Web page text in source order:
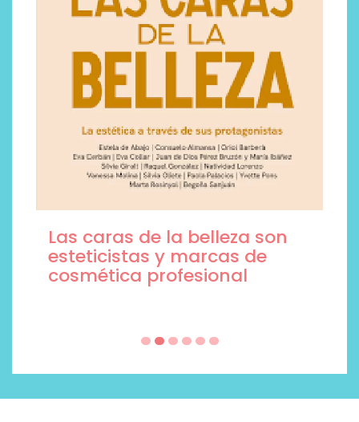
Las caras de la belleza son
esteticistas y marcas de
cosmética profesional